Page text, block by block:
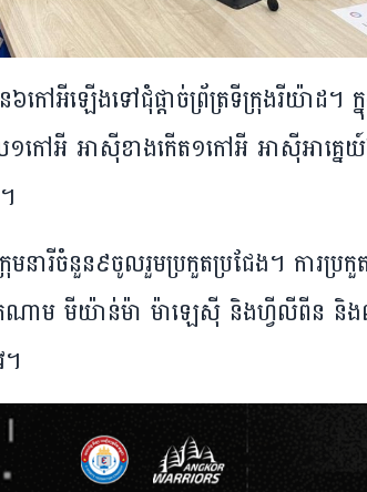
អី​ឡើង​ទៅ​ជុំ​ផ្តាច់​ព្រ័ត្រ​ទី​ក្រុង​រីយ៉ាដ។ ក្នុ
កៅអី អាស៊ី​ខាង​កើត​១​កៅអី អាស៊ីអាគ្ន
នារី​ចំនួន៩​ចូល​រួម​ប្រកួត​ប្រជែង​។ ការ​ប្រកួ
ាម មីយ៉ាន់ម៉ា ម៉ាឡេស៊ី និង​ហ្វីលីពីន និង​